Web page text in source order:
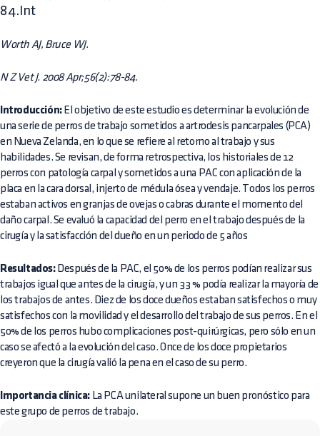
84.Int
Worth AJ, Bruce WJ.
N Z Vet J. 2008 Apr;56(2):78-84.
Introducción:El objetivo de este estudio es determinar la evolución de
una serie de perros de trabajo sometidos a artrodesis pancarpales (PCA)
en Nueva Zelanda, en lo que se refiere al retorno al trabajo y sus
habilidades. Se revisan, de forma retrospectiva, los historiales de 12
perros con patología carpal y sometidos a una PAC con aplicación de la
placa en la cara dorsal, injerto de médula ósea y vendaje. Todos los perros
estaban activos en granjas de ovejas o cabras durante el momento del
daño carpal. Se evaluó la capacidad del perro en el trabajo después de la
cirugía y la satisfacción del dueño en un periodo de 5 años
Resultados:Después de la PAC, el 50% de los perros podían realizar sus
trabajos igual que antes de la cirugía, y un 33 % podía realizar la mayoría de
los trabajos de antes. Diez de los doce dueños estaban satisfechos o muy
satisfechos con la movilidad y el desarrollo del trabajo de sus perros. En el
50% de los perros hubo complicaciones post-quirúrgicas, pero sólo en un
caso se afectó a la evolución del caso. Once de los doce propietarios
creyeron que la cirugía valió la pena en el caso de su perro.
Importancia clínica: La PCA unilateral supone un buen pronóstico para
este grupo de perros de trabajo.